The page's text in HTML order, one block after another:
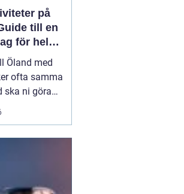
på
till en
för hela
Öland med
ofta samma
ska ni göra
ska trivas,
och